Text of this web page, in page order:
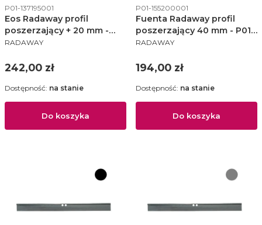
Kod produktu
P01-137195001
Eos Radaway profil
poszerzający + 20 mm -
P01-137195001
PRODUCENT
RADAWAY
Cena
242,00 zł
Do koszyka
Dostępność: na stanie
Kod produktu
P01-155200001
Fuenta Radaway profil
poszerzający 40 mm - P01-
155200001
PRODUCENT
RADAWAY
Cena
194,00 zł
Do koszyka
Dostępność: na stanie